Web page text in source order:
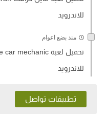
للاندرويد
منذ بضع اعوام
للاندرويد
تطبيقات تواصل